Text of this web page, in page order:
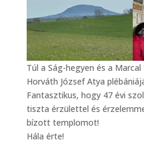
Túl a Ság-hegyen és a
Horváth József Atya
Fantasztikus, hogy 47 évi
tiszta érzülettel és
bízott templomot!
Hála érte!